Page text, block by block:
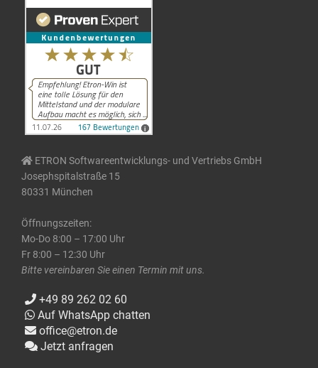
ETRON Softwareentwicklungs- und Vertriebs GmbH
Josephspitalstraße 15
80331 München
Öffnungszeiten:
Mo-Do 8:00 – 17:00 Uhr
Fr 8:00 – 12:30 Uhr
Bitte vereinbaren Sie einen Termin mit uns.
+49 89 262 02 60
Auf WhatsApp chatten
office@etron.de
Jetzt anfragen